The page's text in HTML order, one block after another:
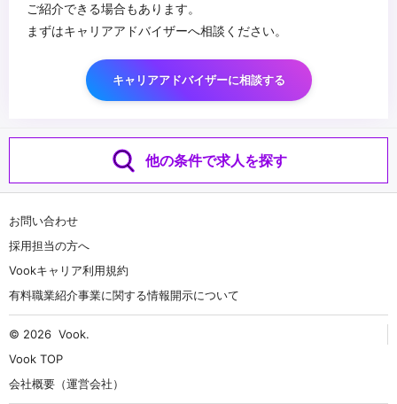
ご紹介できる場合もあります。
まずはキャリアアドバイザーへ相談ください。
キャリアアドバイザーに相談する
他の条件で求人を探す
お問い合わせ
採用担当の方へ
Vookキャリア利用規約
有料職業紹介事業に関する情報開示について
© 2026 Vook.
Vook TOP
会社概要（運営会社）